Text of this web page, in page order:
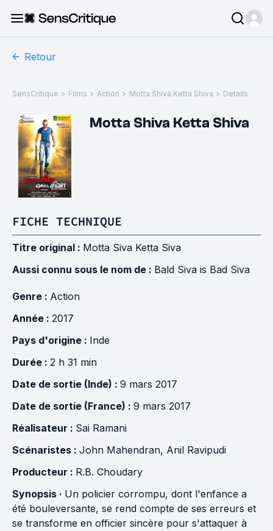
Retour
SensCritique > Films > Action > Motta Shiva Ketta Shiva > Details
Motta Shiva Ketta Shiva
FICHE TECHNIQUE
Titre original : Motta Siva Ketta Siva
Aussi connu sous le nom de : Bald Siva is Bad Siva
Genre : Action
Année : 2017
Pays d'origine : Inde
Durée : 2 h 31 min
Date de sortie (Inde) : 9 mars 2017
Date de sortie (France) : 9 mars 2017
Réalisateur : Sai Ramani
Scénaristes : John Mahendran, Anil Ravipudi
Producteur : R.B. Choudary
Synopsis · Un policier corrompu, dont l'enfance a
été bouleversante, se rend compte de ses erreurs et
se transforme en officier sincère pour s'attaquer à